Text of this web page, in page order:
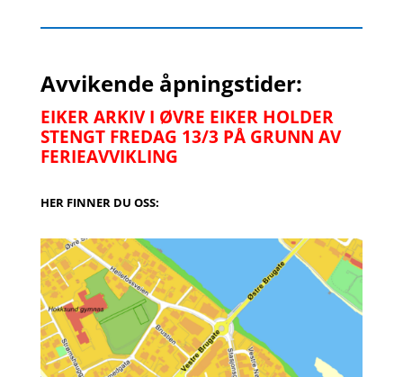
Avvikende åpningstider:
EIKER ARKIV I ØVRE EIKER HOLDER
STENGT FREDAG 13/3 PÅ GRUNN AV
FERIEAVVIKLING
HER FINNER DU OSS: